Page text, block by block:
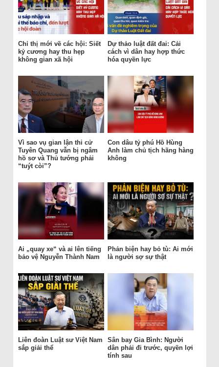
Chỉ thị mới về các hội: Siết
kỷ cương hay thu hẹp
không gian xã hội
Dự thảo luật đất đai: Cải
cách vì dân hay hợp thức
hóa quyền lực
Vì sao vụ gian lận thi cử
Tuyên Quang vẫn bị ngâm
hồ sơ và Thủ tướng phải
“tuýt còi”?
Con dâu tỷ phú Hồ Hùng
Anh làm chủ tịch hãng hàng
không
Ai „quay xe“ và ai lên tiếng
bảo vệ Nguyễn Thành Nam
Phản biện hay bỏ tù: Ai mới
là người sợ sự thật
Liên đoàn Luật sư Việt Nam
sắp giải thể
Sân bay Gia Bình: Người
dân phải đi trước, quyền lợi
tính sau